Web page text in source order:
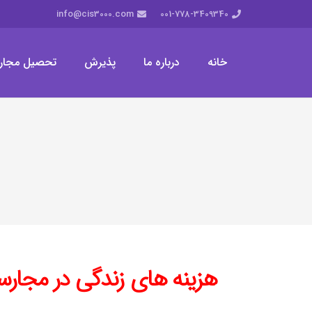
001-778-3409340
info@cis3000.com
خانه درباره ما پذیرش تحصیل
هزینه های زندگی در